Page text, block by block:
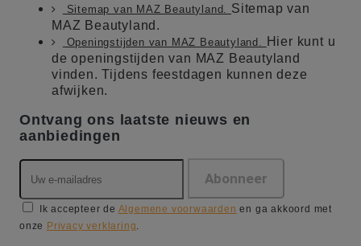
Sitemap van MAZ Beautyland. Sitemap van
MAZ Beautyland.
Openingstijden van MAZ Beautyland.
Hier kunt u
de openingstijden van MAZ Beautyland
vinden. Tijdens feestdagen kunnen deze
afwijken.
Ontvang ons laatste nieuws en
aanbiedingen
Ik accepteer de Algemene voorwaarden en ga akkoord met
onze Privacy verklaring.